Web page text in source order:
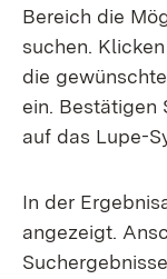
Bereich die
suchen.
die
ein. Bestätigen
auf das Lupe-
In der
angezeigt.